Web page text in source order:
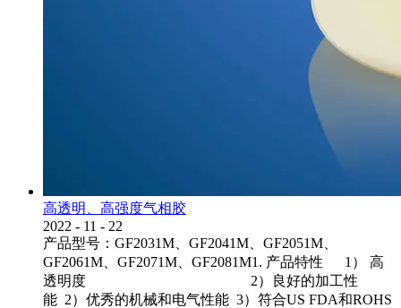
高透明、高强度气相胶
2022 - 11 - 22
产品型号：GF2031M、GF2041M、GF2051M、
GF2061M、GF2071M、GF2081M1. 产品特性 1） 高
透明度 2）良好的加工性
能 2）优秀的机械和电气性能 3）符合US FDA和ROHS